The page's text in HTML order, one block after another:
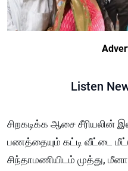
Listen
சிறகடிக்க ஆசை சீரியலின்
பணத்தையும் கட்டி வீட்டை
சிந்தாமணியிடம் முத்து,